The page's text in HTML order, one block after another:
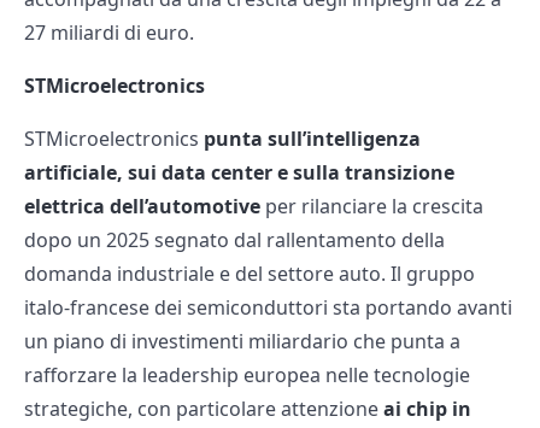
27 miliardi di euro.
STMicroelectronics
STMicroelectronics punta sull’intelligenza
artificiale, sui data center e sulla transizione
elettrica dell’automotive per rilanciare la crescita
dopo un 2025 segnato dal rallentamento della
domanda industriale e del settore auto. Il gruppo
italo-francese dei semiconduttori sta portando avanti
un piano di investimenti miliardario che punta a
rafforzare la leadership europea nelle tecnologie
strategiche, con particolare attenzioneai chip in